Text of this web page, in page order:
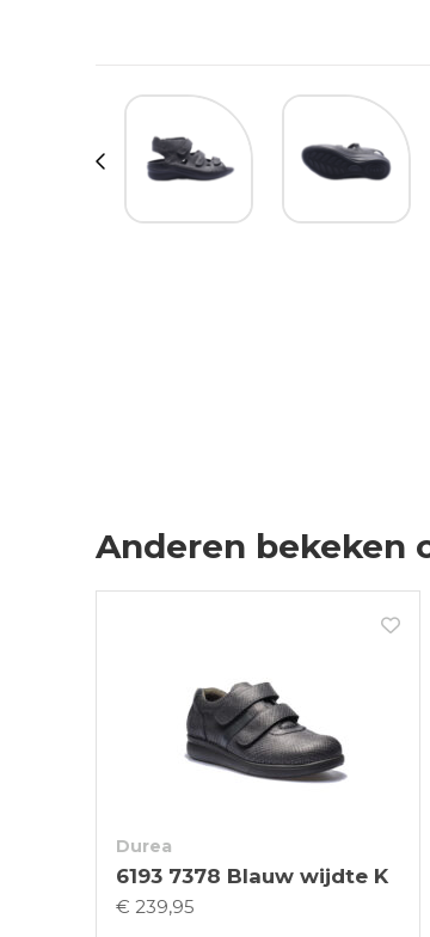
Anderen bekeken
Durea
6193 7378 Blauw wijdte K
€ 239,95